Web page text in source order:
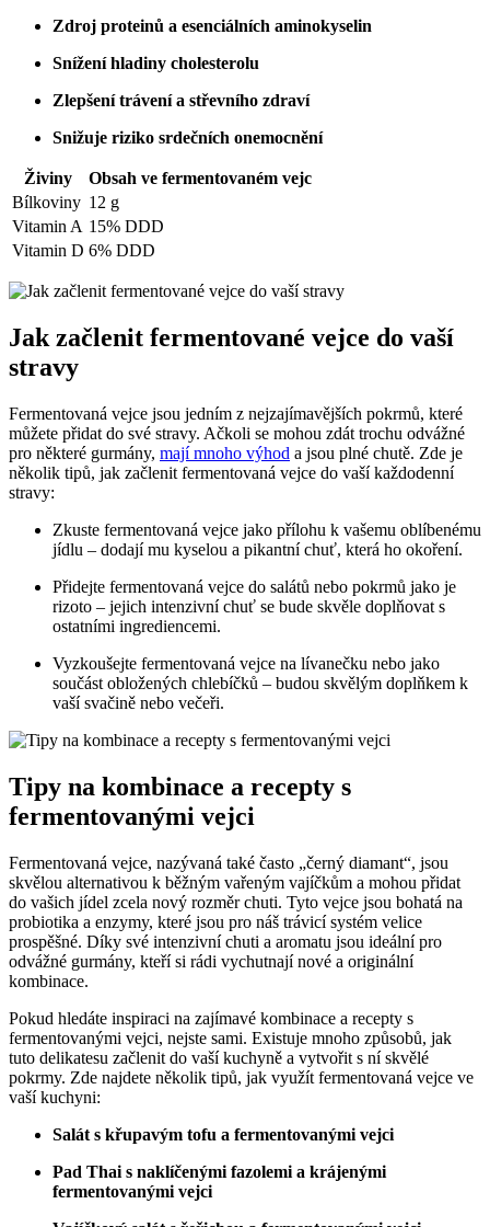
Zdroj proteinů a esenciálních aminokyselin
Snížení hladiny cholesterolu
Zlepšení trávení a střevního zdraví
Snižuje riziko srdečních onemocnění
Živiny
Obsah ve fermentovaném vejc
Bílkoviny 12 g
Vitamin A 15% DDD
Vitamin D 6% DDD
Jak začlenit fermentované vejce do vaší
stravy
Fermentovaná vejce jsou jedním z nejzajímavějších pokrmů, které
můžete přidat do své stravy. Ačkoli se mohou zdát trochu odvážné
pro některé gurmány, mají mnoho výhod a jsou plné chutě. Zde je
několik tipů, jak začlenit fermentovaná vejce do vaší každodenní
stravy:
Zkuste fermentovaná vejce jako přílohu k vašemu oblíbenému
jídlu – dodají mu kyselou a pikantní chuť, která ho okoření.
Přidejte fermentovaná vejce do salátů nebo pokrmů jako je
rizoto – jejich intenzivní chuť se bude skvěle doplňovat s
ostatními ingrediencemi.
Vyzkoušejte fermentovaná vejce na lívanečku nebo jako
součást obložených chlebíčků – budou skvělým doplňkem k
vaší svačině nebo večeři.
Tipy na kombinace a recepty s
fermentovanými vejci
Fermentovaná vejce, nazývaná také často „černý diamant“, jsou
skvělou alternativou k běžným vařeným vajíčkům a mohou přidat
do vašich jídel zcela nový rozměr chuti. Tyto vejce jsou bohatá na
probiotika a enzymy, které jsou pro náš trávicí systém velice
prospěšné. Díky své intenzivní chuti a aromatu jsou ideální pro
odvážné gurmány, kteří si rádi vychutnají nové a originální
kombinace.
Pokud hledáte inspiraci na zajímavé kombinace a recepty s
fermentovanými vejci, nejste sami. Existuje mnoho způsobů, jak
tuto delikatesu začlenit do vaší kuchyně a vytvořit s ní skvělé
pokrmy. Zde najdete několik tipů, jak využít fermentovaná vejce ve
vaší kuchyni:
Salát s křupavým tofu a fermentovanými vejci
Pad Thai s naklíčenými fazolemi a krájenými
fermentovanými vejci